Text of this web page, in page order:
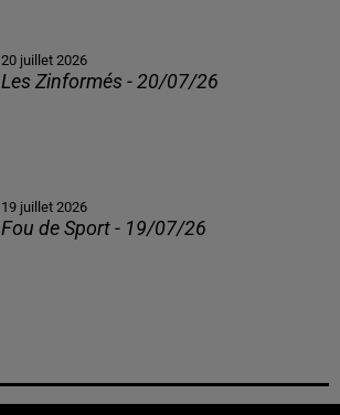
20 juillet 2026
Les Zinformés - 20/07/26
19 juillet 2026
Fou de Sport - 19/07/26